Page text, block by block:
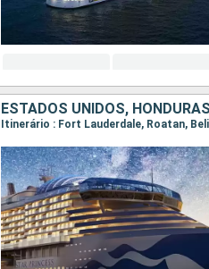
ESTADOS UNIDOS,
Itinerário : Fort Lauderdale, Roatan,